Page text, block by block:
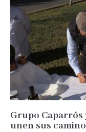
Grupo Caparrós
unen sus